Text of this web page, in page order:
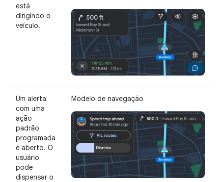
está
dirigindo o
veículo.
Um alerta
com uma
ação
padrão
programada
é aberto. O
usuário
pode
dispensar o
Modelo de navegação